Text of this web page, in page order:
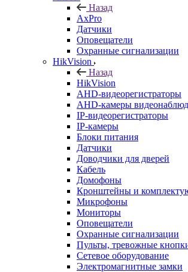
Назад
AxPro
Датчики
Оповещатели
Охранные сигнализации
HikVision
Назад
HikVision
AHD-видеорегистраторы
AHD-камеры
IP-видеорегистраторы
IP-камеры
Блоки питания
Датчики
Доводчики для дверей
Кабель
Домофоны
Кронштейны и
Микрофоны
Мониторы
Оповещатели
Охранные сигнализации
Пульты, тревожные
Сетевое оборудование
Электромагнитные замки